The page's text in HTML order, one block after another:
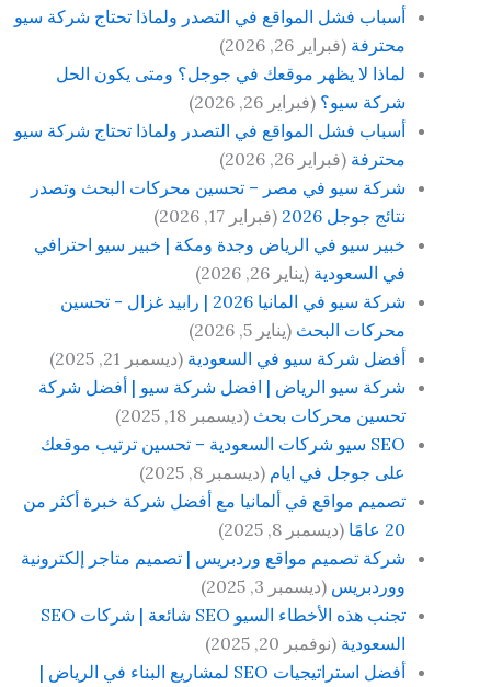
أسباب فشل المواقع في التصدر ولماذا تحتاج شركة سيو
محترفة (فبراير 26, 2026)
لماذا لا يظهر موقعك في جوجل؟ ومتى يكون الحل
شركة سيو؟ (فبراير 26, 2026)
أسباب فشل المواقع في التصدر ولماذا تحتاج شركة سيو
محترفة (فبراير 26, 2026)
شركة سيو في مصر – تحسين محركات البحث وتصدر
نتائج جوجل 2026
(فبراير 17, 2026)
خبير سيو في الرياض وجدة ومكة | خبير سيو احترافي
في السعودية (يناير 26, 2026)
شركة سيو في المانيا 2026 | رابيد غزال - تحسين
محركات البحث (يناير 5, 2026)
أفضل شركة سيو في السعودية (ديسمبر 21, 2025)
شركة سيو الرياض | افضل شركة سيو | أفضل شركة
تحسين محركات بحث (ديسمبر 18, 2025)
SEO سيو شركات السعودية – تحسين ترتيب موقعك
على جوجل في ايام (ديسمبر 8, 2025)
تصميم مواقع في ألمانيا مع أفضل شركة خبرة أكثر من
20 عامًا
(ديسمبر 8, 2025)
شركة تصميم مواقع وردبريس | تصميم متاجر إلكترونية
ووردبريس (ديسمبر 3, 2025)
تجنب هذه الأخطاء السيو SEO شائعة | شركات SEO
السعودية (نوفمبر 20, 2025)
أفضل استراتيجيات SEO لمشاريع البناء في الرياض |